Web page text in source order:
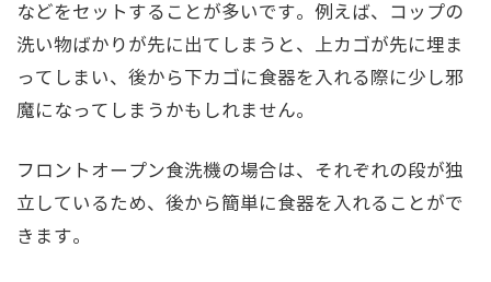
などをセットすることが多いです。例えば、コップの
洗い物ばかりが先に出てしまうと、上カゴが先に埋ま
ってしまい、後から下カゴに食器を入れる際に少し邪
魔になってしまうかもしれません。
フロントオープン食洗機の場合は、それぞれの段が独
立しているため、後から簡単に食器を入れることがで
きます。